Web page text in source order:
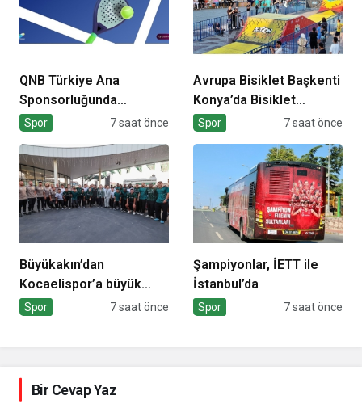
QNB Türkiye Ana
Sponsorluğunda
Türkiye’nin İlk Padel
Başlıyor
Spor 7 saat önce
Avrupa Bisiklet Başkenti
Konya’da Bisiklet
Festivali Heyecanı
Spor 7 saat önce
Büyükakın’dan
Kocaelispor’a büyük
moral
Spor 7 saat önce
Şampiyonlar, İETT ile
İstanbul’da
Spor 7 saat önce
Bir Cevap Yaz